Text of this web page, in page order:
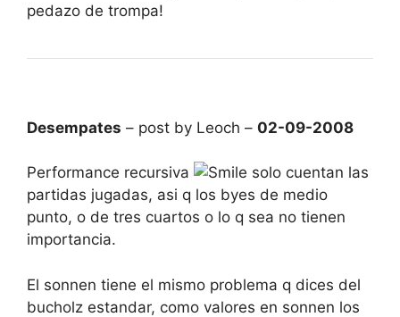
pedazo de trompa!
Desempates – post by Leoch – 02-09-2008
Performance recursiva
solo cuentan las
partidas jugadas, asi q los byes de medio
punto, o de tres cuartos o lo q sea no tienen
importancia.
El sonnen tiene el mismo problema q dices del
bucholz estandar, como valores en sonnen los